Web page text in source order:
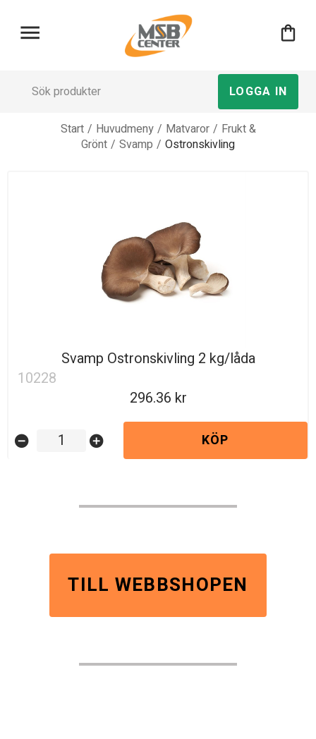
menu shopping_bag
LOGGA IN
Start / Huvudmeny / Matvaror / Frukt &
Grönt / Svamp / Ostronskivling
Svamp Ostronskivling 2 kg/låda
10228
296.36
remove_circle add_circle KÖP
TILL WEBBSHOPEN